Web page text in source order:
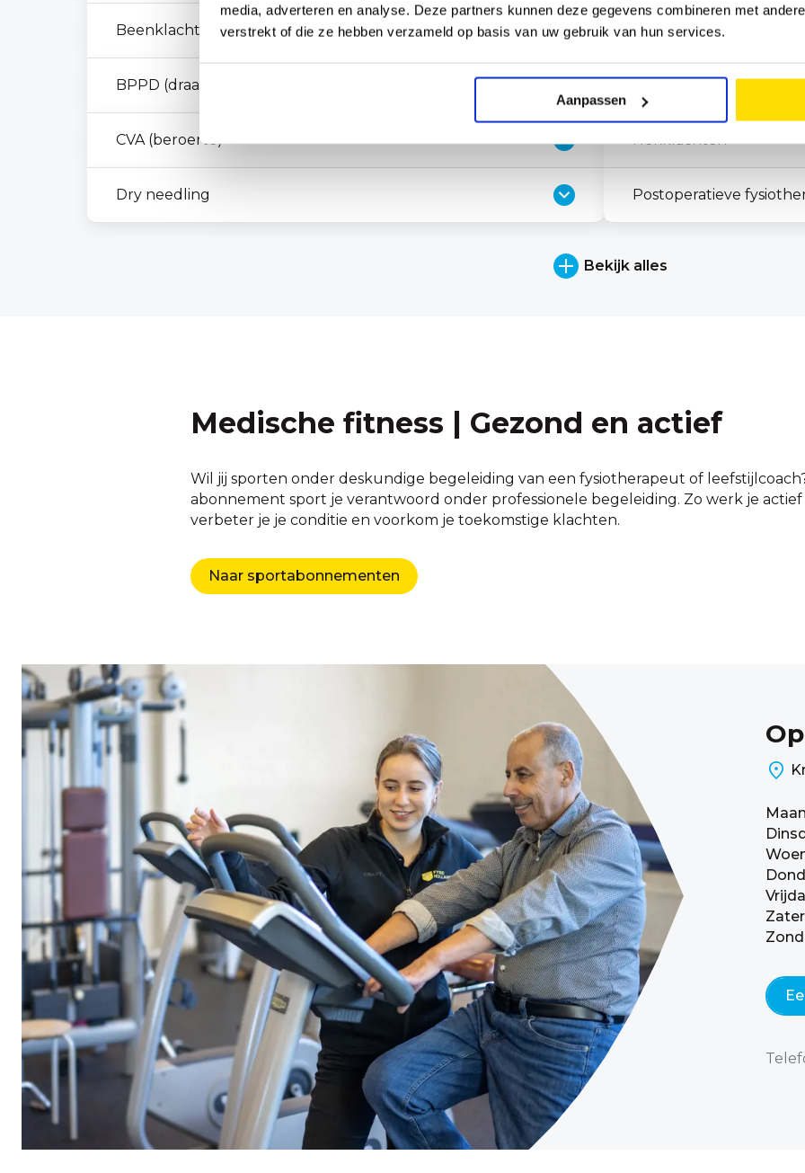
media, adverteren en analyse. Deze partners kunnen deze gegevens combineren met
verstrekt of die ze hebben verzameld op basis van uw gebruik van hun services.
Aanpassen
Beenklachten
BPPD (draaiduizeligheid)
CVA (beroerte)
Dry needling
Knieklachten
Knieklachten - Voorste
Postoperatieve
Bekijk alles
Medische fitness | Gezond en actief
Wil jij sporten onder deskundige begeleiding van een fysiotherapeut of
abonnement sport je verantwoord onder professionele begeleiding. Zo werk je actief
verbeter je je conditie en voorkom je toekomstige klachten.
Naar sportabonnementen